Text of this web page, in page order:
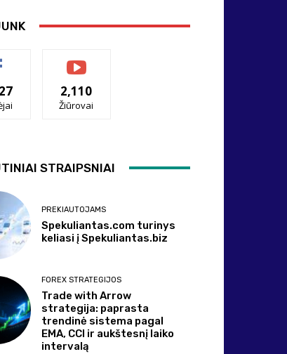
2,110
Žiūrovai
STRAIPSNIAI
PREKIAUTOJAMS
Spekuliantas.com turinys
keliasi į Spekuliantas.biz
FOREX STRATEGIJOS
Trade with Arrow
strategija: paprasta
trendinė sistema pagal
EMA, CCI ir aukštesnį laiko
intervalą